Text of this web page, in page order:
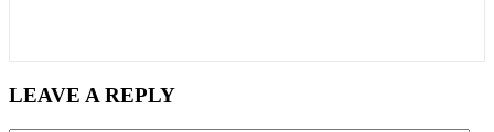
LEAVE A REPLY